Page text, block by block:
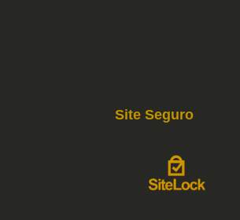
Site Seguro